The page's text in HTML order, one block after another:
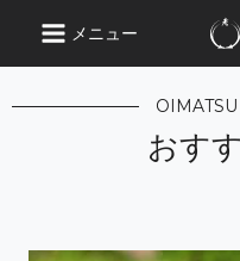
メニュー
おす